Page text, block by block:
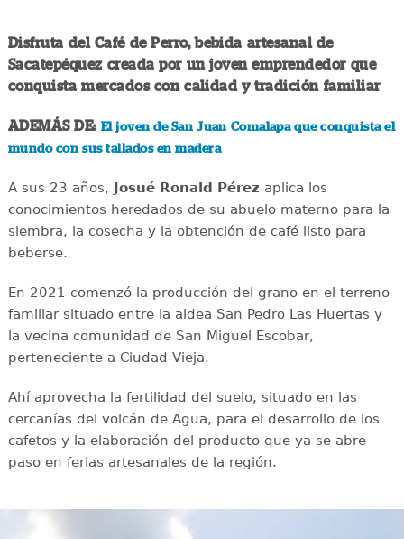
Disfruta del Café de Perro, bebida artesanal de
Sacatepéquez creada por un joven emprendedor que
conquista mercados con calidad y tradición familiar
ADEMÁS DE: El joven de San Juan Comalapa que conquista el
mundo con sus tallados en madera
A sus 23 años, Josué Ronald Pérez aplica los
conocimientos heredados de su abuelo materno para la
siembra, la cosecha y la obtención de café listo para
beberse.
En 2021 comenzó la producción del grano en el terreno
familiar situado entre la aldea San Pedro Las Huertas y
la vecina comunidad de San Miguel Escobar,
perteneciente a Ciudad Vieja.
Ahí aprovecha la fertilidad del suelo, situado en las
cercanías del volcán de Agua, para el desarrollo de los
cafetos y la elaboración del producto que ya se abre
paso en ferias artesanales de la región.